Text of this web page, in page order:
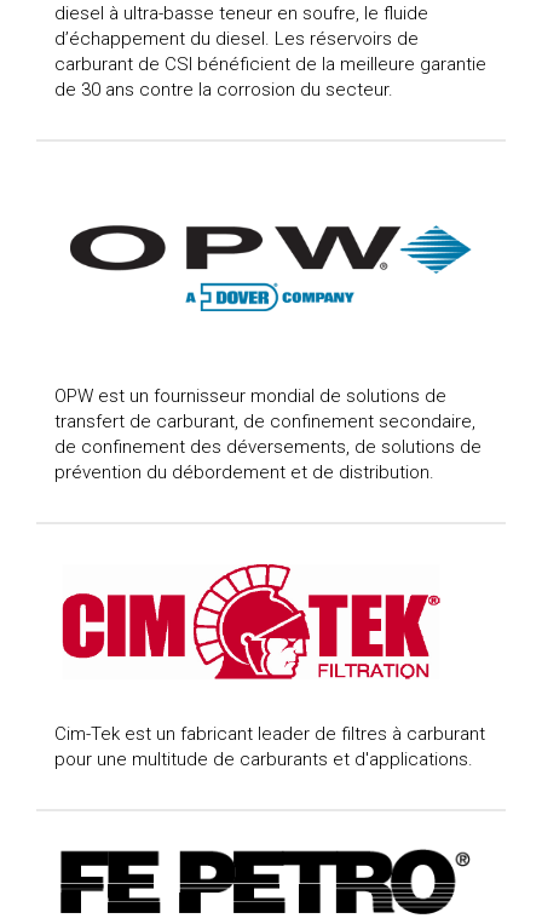
diesel à ultra-basse teneur en soufre, le fluide
d’échappement du diesel. Les réservoirs de
carburant de CSI bénéficient de la meilleure garantie
de 30 ans contre la corrosion du secteur.
OPW est un fournisseur mondial de solutions de
transfert de carburant, de confinement secondaire,
de confinement des déversements, de solutions de
prévention du débordement et de distribution.
Cim-Tek est un fabricant leader de filtres à carburant
pour une multitude de carburants et d'applications.